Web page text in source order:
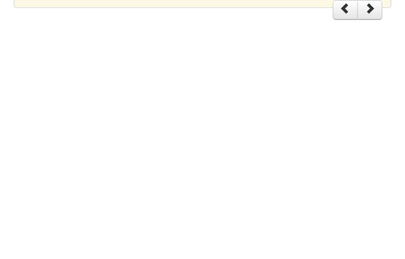
Weihnachtssprüche für Karten